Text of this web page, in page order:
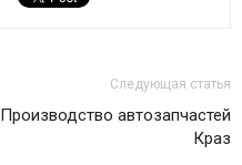
Следующая статья
Производство автозапчастей
Краз